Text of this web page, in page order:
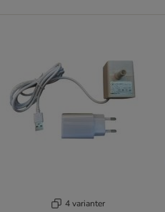
4 varianter